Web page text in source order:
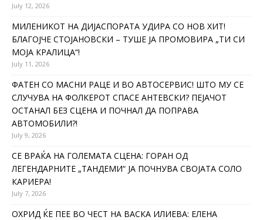
July 12, 2026
МИЛЕНИКОТ НА ДИЈАСПОРАТА УДИРА СО НОВ ХИТ!
БЛАГОЈЧЕ СТОЈАНОВСКИ – ТУШЕ ЈА ПРОМОВИРА „ТИ СИ
МОЈА КРАЛИЦА“!
July 11, 2026
ФАТЕН СО МАСНИ РАЦЕ И ВО АВТОСЕРВИС! ШТО МУ СЕ
СЛУЧУВА НА ФОЛКЕРОТ СПАСЕ АНТЕВСКИ? ПЕЈАЧОТ
ОСТАНАЛ БЕЗ СЦЕНА И ПОЧНАЛ ДА ПОПРАВА
АВТОМОБИЛИ?!
July 9, 2026
СЕ ВРАЌА НА ГОЛЕМАТА СЦЕНА: ГОРАН ОД
ЛЕГЕНДАРНИТЕ „ТАНДЕМИ“ ЈА ПОЧНУВА СВОЈАТА СОЛО
КАРИЕРА!
July 7, 2026
ОХРИД ЌЕ ПЕЕ ВО ЧЕСТ НА ВАСКА ИЛИЕВА: ЕЛЕНА